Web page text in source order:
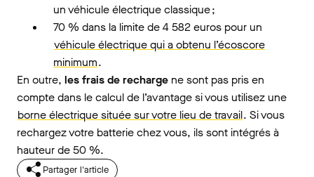
un véhicule électrique classique ;
70 % dans la limite de 4 582 euros pour un
véhicule électrique qui a obtenu l’écoscore
minimum.
En outre, les frais de recharge ne sont pas pris en
compte dans le calcul de l’avantage si vous utilisez une
borne électrique située sur votre lieu de travail. Si vous
rechargez votre batterie chez vous, ils sont intégrés à
hauteur de 50 %.
Partager l'article